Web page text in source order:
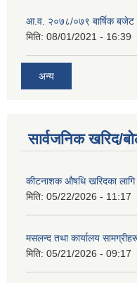
आ.व. २०७८/०७९ बार्षिक बजेट
मिति: 08/01/2021 - 16:39
अन्य
सार्वजनिक खरिद/
कीटनाशक औषधि खरिदका
मिति: 05/22/2026 - 11:17
मसलन्द तथा कार्यालय
मिति: 05/21/2026 - 09:17